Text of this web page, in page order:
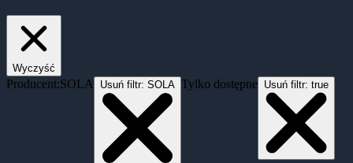
Wyczyść
Producent:SOLA Usuń filtr: SOLA Tylko dostępne Usuń filtr: true